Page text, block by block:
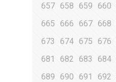
657 658 659 660
665
666 667 668
673
674 675 676
681
682 683 684
689
690 691 692